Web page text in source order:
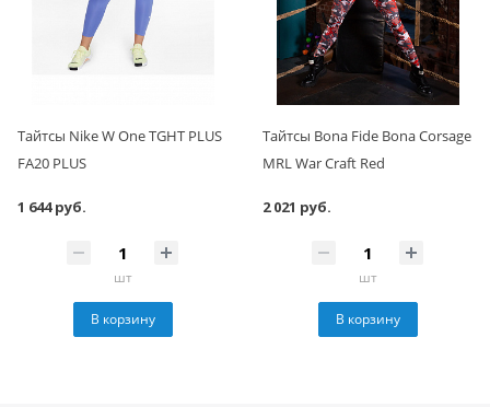
Тайтсы Nike W One TGHT PLUS
FA20 PLUS
1 644 руб.
шт
В корзину
Тайтсы Bona Fide Bona Corsage
MRL War Craft Red
2 021 руб.
шт
В корзину